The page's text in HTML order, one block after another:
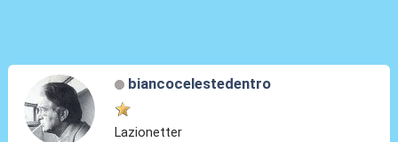
biancocelestedentro
Lazionetter